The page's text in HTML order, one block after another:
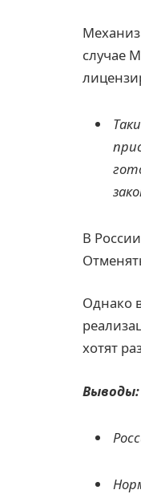
случае
В
Однако
хотят
Выводы: